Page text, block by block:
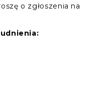
o zgłoszenia na